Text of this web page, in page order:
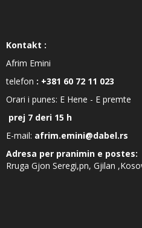
Kontakt :
Afrim Emini
telefon : +381 60 72 11 023
Orari i punes: E Hene - E premte
prej 7 deri 15 h
E-mail: afrim.emini@dabel.rs
Adresa per pranimin e postes:
Rruga Gjon Seregi,pn, Gjilan